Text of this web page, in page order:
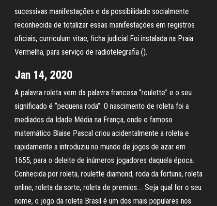
sucessivas manifestações e da possibilidade socialmente
reconhecida de totalizar essas manifestações em registros
oficiais, curriculum vitae, ficha judicial Foi instalada na Praia
Vermelha, para serviço de radiotelegrafia ().
Jan 14, 2020
A palavra roleta vem da palavra francesa “roulette” e o seu
significado é “pequena roda”. O nascimento de roleta foi a
mediados da Idade Média na França, onde o famoso
matemático Blaise Pascal criou acidentalmente a roleta e
rapidamente a introduziu no mundo de jogos de azar em
1655, para o deleite de inúmeros jogadores daquela época.
Conhecida por roleta, roulette diamond, roda da fortuna, roleta
online, roleta da sorte, roleta de premios…. Seja qual for o seu
nome, o jogo da roleta Brasil é um dos mais populares nos